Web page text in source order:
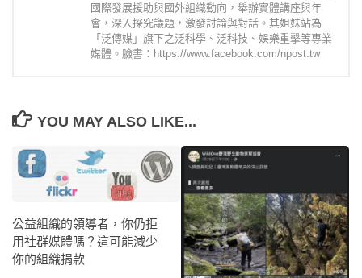
國際發展援助與國外組織動向，舉辦實體講座與年
會，深入探究議題，激發討論與對話。其姐妹站為
「泛傳媒」旗下之泛科學、泛科技、娛樂重擊等專業
媒體。臉書：https://www.facebook.com/npost.tw
YOU MAY ALSO LIKE...
公益組織的領導者，你仍拒
用社群媒體嗎？這可能減少
你的組織捐款